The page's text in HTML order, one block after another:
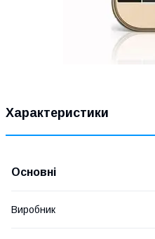
Характеристики
Основні
Виробник